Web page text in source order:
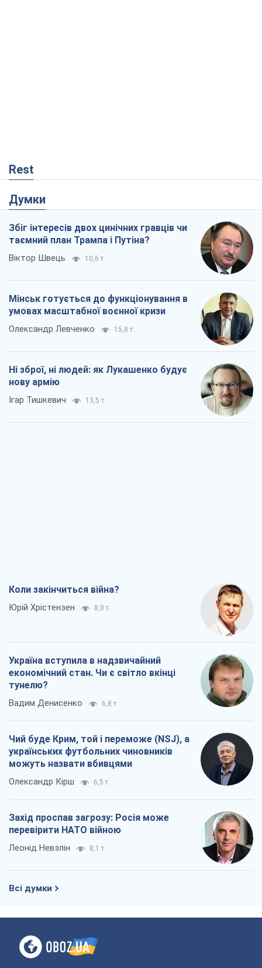
Rest
Думки
Збіг інтересів двох цинічних гравців чи
таємний план Трампа і Путіна?
Віктор Швець 10,6 т.
Мінськ готується до функціонування в
умовах масштабної воєнної кризи
Олександр Левченко 15,8 т.
Ні зброї, ні людей: як Лукашенко будує
нову армію
Ігар Тишкевич 13,5 т.
Коли закінчиться війна?
Юрій Хрістензен 8,0 т.
Україна вступила в надзвичайний
економічний стан. Чи є світло вкінці
тунелю?
Вадим Денисенко 6,8 т.
Чий буде Крим, той і переможе (NSJ), а
українських футбольних чиновників
можуть назвати вбивцями
Олександр Кірш 6,5 т.
Захід проспав загрозу: Росія може
перевірити НАТО війною
Леонід Невзлін 8,1 т.
Всі думки